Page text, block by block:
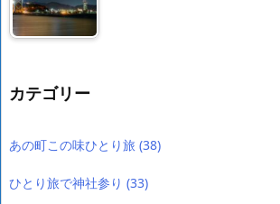
カテゴリー
あの町この味ひとり旅 (38)
ひとり旅で神社参り (33)